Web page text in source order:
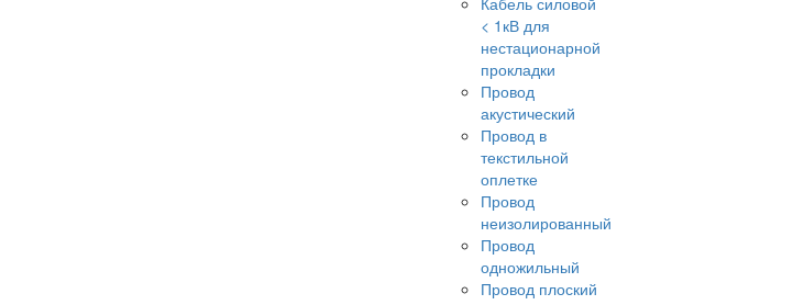
< 1кВ для
нестационарной
прокладки
Провод
акустический
Провод в
текстильной
оплетке
Провод
неизолированный
Провод
одножильный
Провод плоский